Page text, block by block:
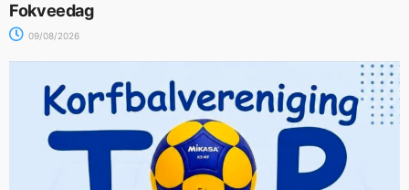
Fokveedag
09/08/2026